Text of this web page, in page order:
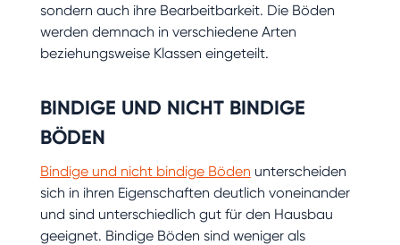
sondern auch ihre Bearbeitbarkeit. Die Böden
werden demnach in verschiedene Arten
beziehungsweise Klassen eingeteilt.
BINDIGE UND NICHT BINDIGE
BÖDEN
Bindige und nicht bindige Böden unterscheiden
sich in ihren Eigenschaften deutlich voneinander
und sind unterschiedlich gut für den Hausbau
geeignet. Bindige Böden sind weniger als